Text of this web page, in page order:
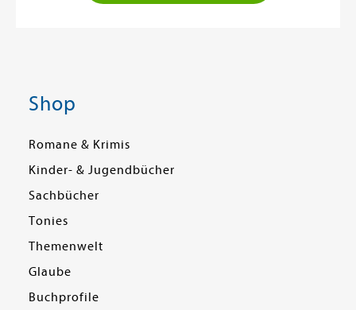
Shop
Romane & Krimis
Kinder- & Jugendbücher
Sachbücher
Tonies
Themenwelt
Glaube
Buchprofile